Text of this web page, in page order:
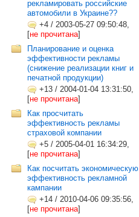
рекламировать российские
автомобили в Украине??
+4 / 2003-05-27 09:50:48,
[не прочитана]
Планирование и оценка
эффективности рекламы
(снижение реализации книг и
печатной продукции)
+13 / 2004-01-04 13:31:50,
[не прочитана]
Как просчитать
эффективность рекламы
страховой компании
+5 / 2005-04-01 16:34:29,
[не прочитана]
Как посчитать экономическую
эффективность рекламной
кампании
+14 / 2010-04-06 09:35:56,
[не прочитана]